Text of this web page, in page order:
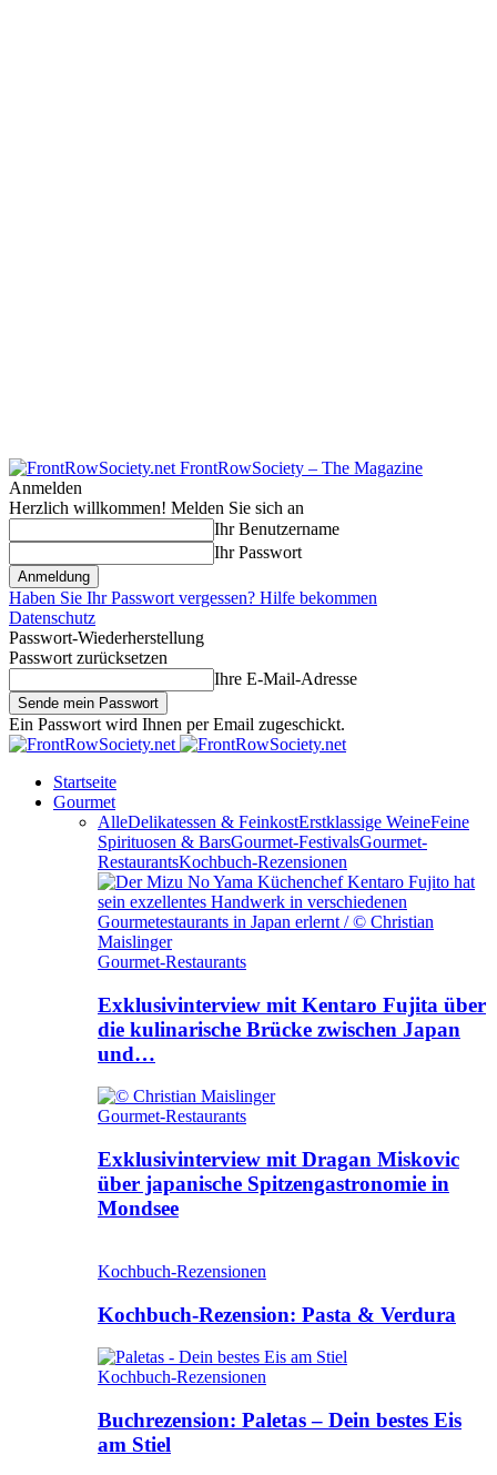
FrontRowSociety – The Magazine
Anmelden
Herzlich willkommen! Melden Sie sich an
Ihr Benutzername
Ihr Passwort
Haben Sie Ihr Passwort vergessen? Hilfe bekommen
Datenschutz
Passwort-Wiederherstellung
Passwort zurücksetzen
Ihre E-Mail-Adresse
Ein Passwort wird Ihnen per Email zugeschickt.
Startseite
Gourmet
AlleDelikatessen & FeinkostErstklassige WeineFeine
Spirituosen & BarsGourmet-FestivalsGourmet-
RestaurantsKochbuch-Rezensionen
Gourmet-Restaurants
Exklusivinterview mit Kentaro Fujita über
die kulinarische Brücke zwischen Japan
und…
Gourmet-Restaurants
Exklusivinterview mit Dragan Miskovic
über japanische Spitzengastronomie in
Mondsee
Kochbuch-Rezensionen
Kochbuch-Rezension: Pasta & Verdura
Kochbuch-Rezensionen
Buchrezension: Paletas – Dein bestes Eis
am Stiel